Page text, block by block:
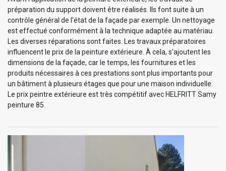
préparation du support doivent être réalisés. Ils font suite à un
contrôle général de l’état de la façade par exemple. Un nettoyage
est effectué conformément à la technique adaptée au matériau.
Les diverses réparations sont faites. Les travaux préparatoires
influencent le prix de la peinture extérieure. À cela, s’ajoutent les
dimensions de la façade, car le temps, les fournitures et les
produits nécessaires à ces prestations sont plus importants pour
un bâtiment à plusieurs étages que pour une maison individuelle.
Le prix peintre extérieure est très compétitif avec HELFRITT Samy
peinture 85.